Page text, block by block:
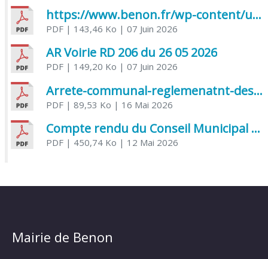
https://www.benon.fr/wp-content/uploads/2026/06/AR-Voirie-Chemin-de-Lafond-du-26-05-2026.pdf
PDF| 143,46 Ko | 07 Juin 2026
AR Voirie RD 206 du 26 05 2026
PDF| 149,20 Ko | 07 Juin 2026
Arrete-communal-reglemenatnt-des-bruits-de-voisinage-et-des-activites-bruyantes
PDF| 89,53 Ko | 16 Mai 2026
Compte rendu du Conseil Municipal du 06 mai 2026
PDF| 450,74 Ko | 12 Mai 2026
Mairie de Benon